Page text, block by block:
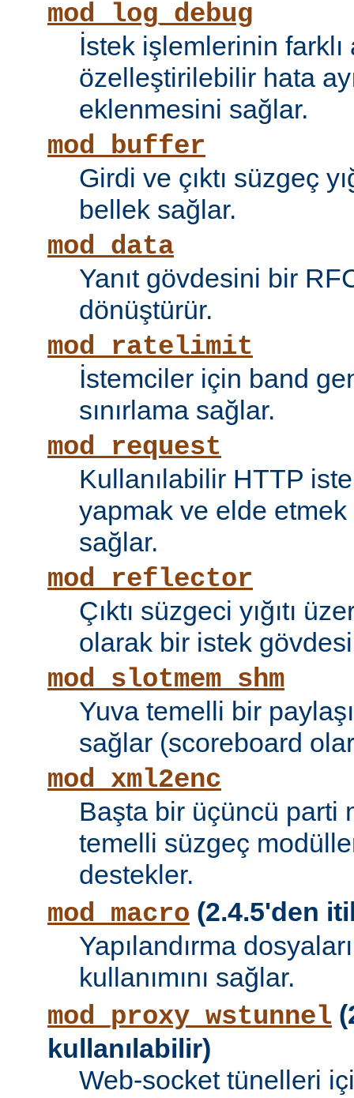
mod_log_debug
İstek işlemlerinin farklı
özelleştirilebilir hata
eklenmesini sağlar.
mod_buffer
Girdi ve çıktı süzgeç
bellek sağlar.
mod_data
Yanıt gövdesini bir
dönüştürür.
mod_ratelimit
İstemciler için band
sınırlama sağlar.
mod_request
Kullanılabilir HTTP
yapmak ve elde
sağlar.
mod_reflector
Çıktı süzgeci yığıtı
olarak bir istek
mod_slotmem_shm
Yuva temelli bir
sağlar (scoreboard
mod_xml2enc
Başta bir üçüncü parti
temelli süzgeç
destekler.
mod_macro (2.4.5'den
Yapılandırma
kullanımını sağlar.
mod_proxy_wstunnel
kullanılabilir)
Web-socket tünelleri